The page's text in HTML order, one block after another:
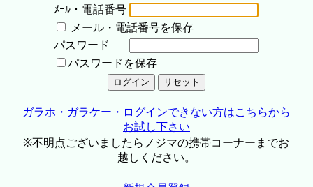
ﾒｰﾙ・電話番号
メール・電話番号を保存
パスワード
パスワードを保存
ガラホ・ガラケー・ログインできない方はこちらから
お試し下さい
※不明点ございましたらノジマの携帯コーナーまでお
越しください。